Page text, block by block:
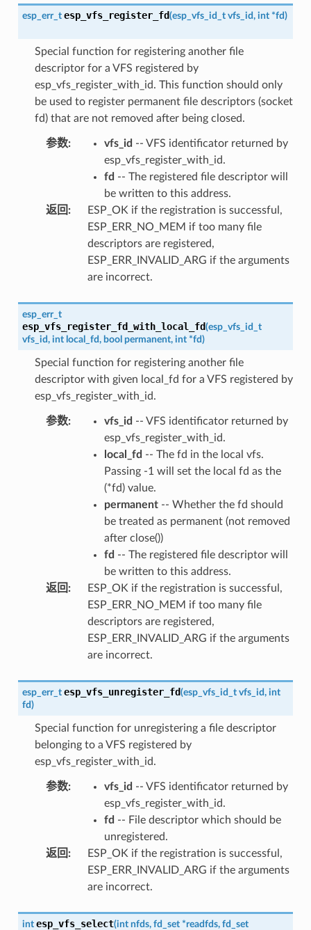
esp_err_t esp_vfs_register_fd(esp_vfs_id_t vfs_id, int *fd)
Special function for registering another file
descriptor for a VFS registered by
esp_vfs_register_with_id. This function should only
be used to register permanent file descriptors (socket
fd) that are not removed after being closed.
参数: vfs_id -- VFS identificator returned by
esp_vfs_register_with_id.
fd -- The registered file descriptor will
be written to this address.
返回 :
ESP_OK if the registration is successful,
ESP_ERR_NO_MEM if too many file
descriptors are registered,
ESP_ERR_INVALID_ARG if the arguments
are incorrect.
esp_err_t
esp_vfs_register_fd_with_local_fd(esp_vfs_id_t
vfs_id, int local_fd, bool permanent, int *fd)
Special function for registering another file
descriptor with given local_fd for a VFS registered by
esp_vfs_register_with_id.
参数: vfs_id -- VFS identificator returned by
esp_vfs_register_with_id.
local_fd -- The fd in the local vfs.
Passing -1 will set the local fd as the
(*fd) value.
permanent-- Whether the fd should
be treated as permanent (not removed
after close())
fd -- The registered file descriptor will
be written to this address.
返回 :
ESP_OK if the registration is successful,
ESP_ERR_NO_MEM if too many file
descriptors are registered,
ESP_ERR_INVALID_ARG if the arguments
are incorrect.
esp_err_t esp_vfs_unregister_fd(esp_vfs_id_t vfs_id, int
fd)
Special function for unregistering a file descriptor
belonging to a VFS registered by
esp_vfs_register_with_id.
参数: vfs_id -- VFS identificator returned by
esp_vfs_register_with_id.
fd -- File descriptor which should be
unregistered.
返回 :
ESP_OK if the registration is successful,
ESP_ERR_INVALID_ARG if the arguments
are incorrect.
int esp_vfs_select(int nfds, fd_set *readfds, fd_set